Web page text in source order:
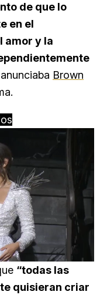
de que lo
en el
amor y la
Brown
“todas las
quisieran criar